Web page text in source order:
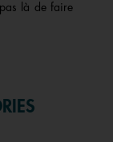
là de faire
pierres de
avec des